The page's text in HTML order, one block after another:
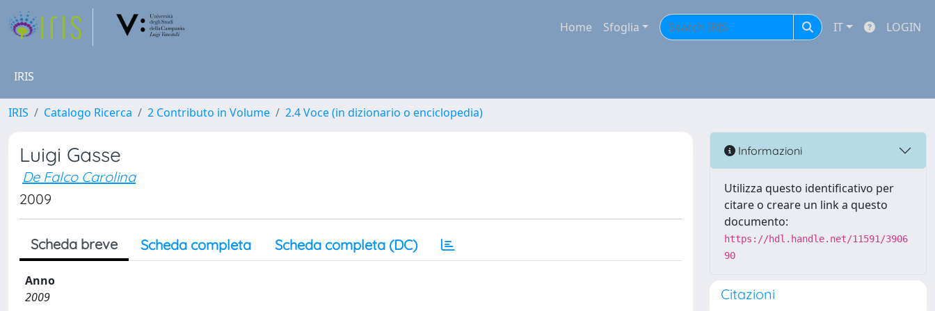
Home Sfoglia IT LOGIN
IRIS
IRIS Catalogo Ricerca 2 Contributo in Volume 2.4 Voce (in dizionario o enciclopedia)
Luigi Gasse
De Falco Carolina
2009
Scheda breve Scheda completa Scheda completa (DC)
Anno
2009
Informazioni
Utilizza questo identificativo per
citare o creare un link a questo
documento:
https://hdl.handle.net/11591/3906
90
Citazioni